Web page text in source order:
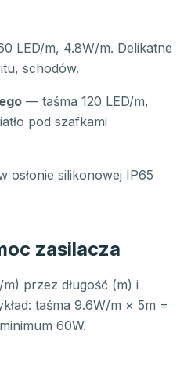
LED/m, 4.8W/m. Delikatne
schodów.
— taśma 120 LED/m,
pod szafkami
osłonie silikonowej IP65
zasilacza
przez długość (m) i
taśma 9.6W/m × 5m =
60W.